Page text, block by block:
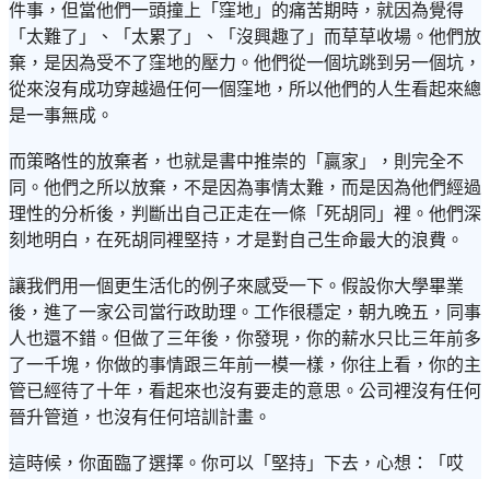
件事，但當他們一頭撞上「窪地」的痛苦期時，就因為覺得
「太難了」、「太累了」、「沒興趣了」而草草收場。他們放
棄，是因為受不了窪地的壓力。他們從一個坑跳到另一個坑，
從來沒有成功穿越過任何一個窪地，所以他們的人生看起來總
是一事無成。
而策略性的放棄者，也就是書中推崇的「贏家」，則完全不
同。他們之所以放棄，不是因為事情太難，而是因為他們經過
理性的分析後，判斷出自己正走在一條「死胡同」裡。他們深
刻地明白，在死胡同裡堅持，才是對自己生命最大的浪費。
讓我們用一個更生活化的例子來感受一下。假設你大學畢業
後，進了一家公司當行政助理。工作很穩定，朝九晚五，同事
人也還不錯。但做了三年後，你發現，你的薪水只比三年前多
了一千塊，你做的事情跟三年前一模一樣，你往上看，你的主
管已經待了十年，看起來也沒有要走的意思。公司裡沒有任何
晉升管道，也沒有任何培訓計畫。
這時候，你面臨了選擇。你可以「堅持」下去，心想：「哎